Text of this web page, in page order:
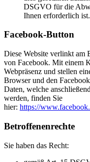
DSGVO für die
Ihnen erforderlich ist.
Facebook-Button
Diese Website verlinkt am
von Facebook. Mit einem
Webpräsenz und stellen
Browser und den
Daten, welche
werden, finden Sie
hier: https://
Betroffenenrechte
Sie haben das Recht: